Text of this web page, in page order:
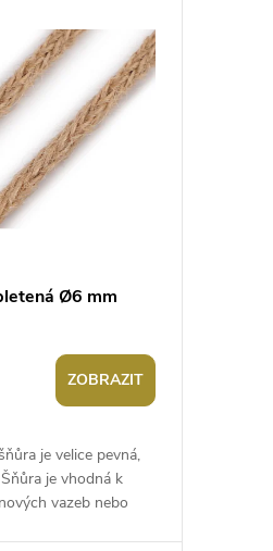
Ø6 mm
ZOBRAZIT
je velice pevná,
je vhodná k
vazeb nebo